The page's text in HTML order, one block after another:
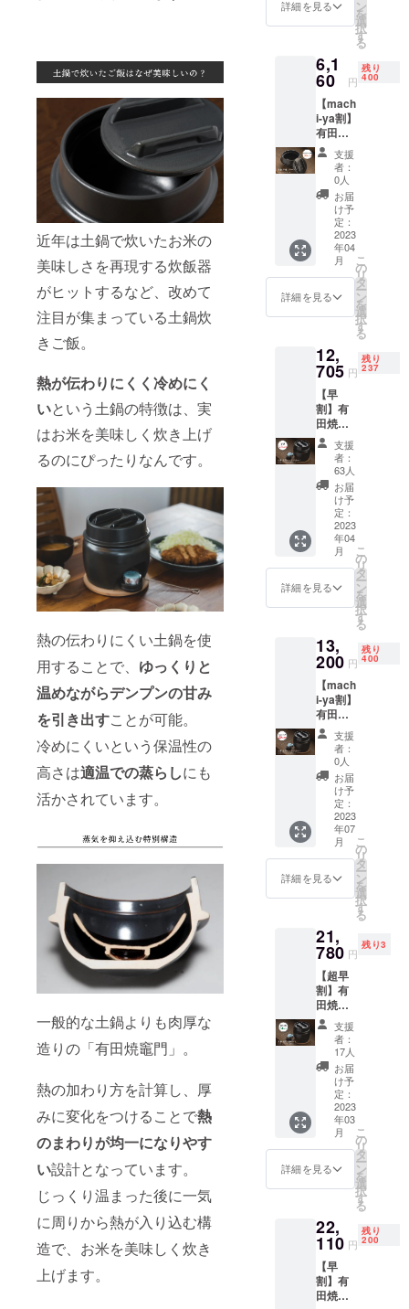
近年は土鍋で炊いたお米の
美味しさを再現する炊飯器
がヒットするなど、改めて
注目が集まっている土鍋炊
きご飯。
熱が伝わりにくく冷めにく
いという土鍋の特徴は、実
はお米を美味しく炊き上げ
るのにぴったりなんです。
熱の伝わりにくい土鍋を使
用することで、 ゆっくりと
温めながらデンプンの甘み
を引き出すことが可能。
冷めにくいという保温性の
高さは適温での蒸らしにも
活かされています。
一般的な土鍋よりも肉厚な
造りの「有田焼竈門」。
熱の加わり方を計算し、厚
みに変化をつけることで熱
のまわりが均一になりやす
い設計となっています。
じっくり温まった後に一気
に周りから熱が入り込む構
造で、お米を美味しく炊き
上げます。
ら古い陶磁
器にたいし
味を持ち、
海の中に残
る陶磁器を
はじめとす
る遺跡の発
掘調査、記
録撮影に携
わっていま
F ・支
援価
5,896円
＊配送
お届け
予定
2023年
3月末
（九州
福岡か
らの発
送とな
りま
す。）
＊記載
の価格
はすべ
て税・
送料込
す。
詳細を見る ン
を
選
択
す
る
6,1
60 円
残り
400
【mach
i-ya割】
有田
焼 1合
炊きご
飯土鍋
・販売
予定価
格
8,800円
（税
込） ・
割引
率
30％OF
F ・支
格
6,160円
＊配送
お届け
予定
2023年
4月末
（九州
福岡か
らの発
送とな
りま
す。）
＊記載
の価格
はすべ
て税・
りま
す。
支援
者：
0人
お届
け予
定：
2023
年04
月
詳細を見る
こ
の
リ
タ
ー
ン
を
選
択
す
る
12,
705 円
残り
237
【早
割】有
田焼 1
合炊き
ご飯土
鍋 竈
門セッ
ト ・販
売予定
価格
16,500
円（税
込） ・
割引
率
23％OF
援価
格
12,705
円 ＊配
送お届
け予定
2023年
4月末
（九州
福岡か
らの発
送とな
りま
す。）
＊記載
の価格
はすべ
格とな
りま
す。
支援
者：
63人
お届
け予
定：
2023
年04
月
詳細を見る
こ
の
リ
タ
ー
ン
を
選
択
す
る
13,
200 円
残り
400
【mach
i-ya割】
有田
焼 1合
炊きご
飯土
鍋 竈
門セッ
ト ・販
売予定
価格
16,500
円（税
込） ・
割引
率
F ・支
援価
格
13,200
円 ＊配
送お届
け予定
2023年
7月末
（九州
福岡か
らの発
送とな
りま
す。）
＊記載
の価格
みの価
格とな
りま
す。
支援
者：
0人
お届
け予
定：
2023
年07
月
詳細を見る
こ
の
リ
タ
ー
ン
を
選
択
す
る
21,
780 円
残り3
【超早
割】有
田焼 1
合炊き
ご飯土
鍋 竈
門セッ
ト x2 ・
販売予
定価
格
33,000
円（税
込） ・
割引
率
F ・支
援価
格
21,780
円 ＊配
送お届
支援
者：
17人
お届
け予
定：
2023
年03
月
詳細を見る
こ
の
リ
タ
ー
ン
を
選
択
す
る
22,
110 円
残り
200
【早
割】有
田焼 1